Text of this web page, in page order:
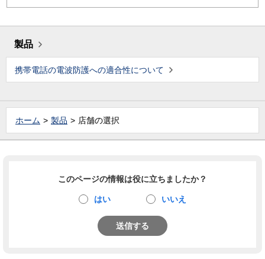
製品
携帯電話の電波防護への適合性について
ホーム 製品 店舗の選択
このページの情報は役に立ちましたか？
はい いいえ
送信する